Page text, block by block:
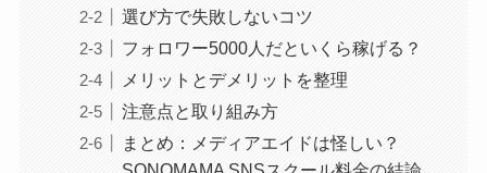
選び方で失敗しないコツ
フォロワー5000人だといくら稼げる？
メリットとデメリットを整理
注意点と取り組み方
まとめ：メディアエイドは怪しい？